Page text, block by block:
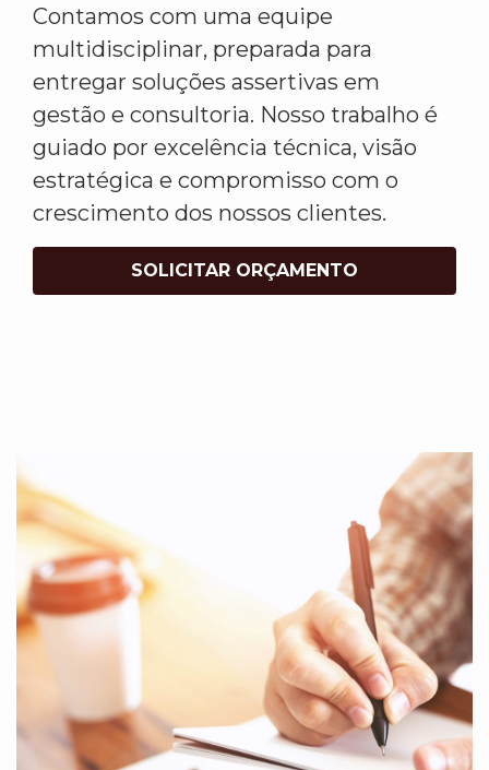
Contamos com uma equipe
multidisciplinar, preparada para
entregar soluções assertivas em
gestão e consultoria. Nosso trabalho é
guiado por excelência técnica, visão
estratégica e compromisso com o
crescimento dos nossos clientes.
SOLICITAR ORÇAMENTO